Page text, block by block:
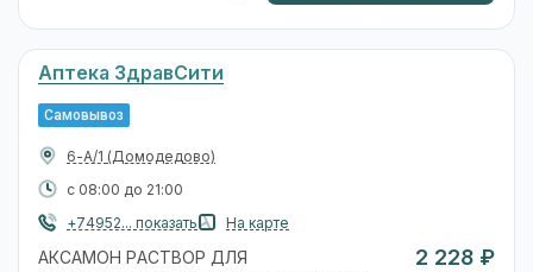
Аптека ЗдравСити
Самовывоз
6-А/1 (Домодедово)
с 08:00 до 21:00
+74952... показать
На карте
АКСАМОН РАСТВОР ДЛЯ
2 228 ₽